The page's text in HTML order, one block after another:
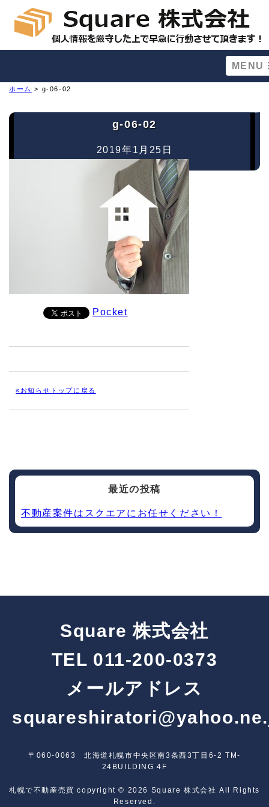
MENU
ホーム > g-06-02
g-06-02
2019年1月25日
Pocket
«お知らせトップに戻る
最近の投稿
不動産案件はスクエアにお任せください！
Square 株式会社
TEL 011-200-0373
メールアドレス
〒060-0063 北海道札幌市中央区南3条西3丁目6-2 TM-
24BUILDING 4F
札幌で不動産売買 copyright © 2026 Square 株式会社 All Rights
Reserved.